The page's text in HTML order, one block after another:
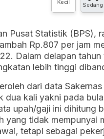
Kecil Sedang
Pusat Statistik (BPS),
Rp.807 per jam
Dalam delapan
lebih tinggi
dari data
dua kali yakni pada
upah/gaji ini dihitung
yang tidak
tetapi sebagai